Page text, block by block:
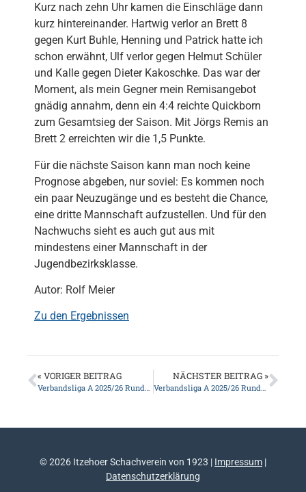
Kurz nach zehn Uhr kamen die Einschläge dann
kurz hintereinander. Hartwig verlor an Brett 8
gegen Kurt Buhle, Henning und Patrick hatte ich
schon erwähnt, Ulf verlor gegen Helmut Schüler
und Kalle gegen Dieter Kakoschke. Das war der
Moment, als mein Gegner mein Remisangebot
gnädig annahm, denn ein 4:4 reichte Quickborn
zum Gesamtsieg der Saison. Mit Jörgs Remis an
Brett 2 erreichten wir die 1,5 Punkte.
Für die nächste Saison kann man noch keine
Prognose abgeben, nur soviel: Es kommen noch
ein paar Neuzugänge und es besteht die Chance,
eine dritte Mannschaft aufzustellen. Und für den
Nachwuchs sieht es auch gut aus mit
mindestens einer Mannschaft in der
Jugendbezirksklasse.
Autor: Rolf Meier
Zu den Ergebnissen
« VORIGER BEITRAG NÄCHSTER BEITRAG »
© 2026 Itzehoer Schachverein von 1923 | Impressum |
Datenschutzerklärung